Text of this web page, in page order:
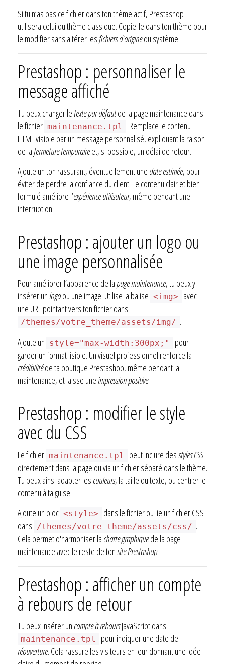
Si tu n’as pas ce fichier dans ton thème actif, Prestashop
utilisera celui du thème classique. Copie-le dans ton thème pour
le modifier sans altérer lesfichiers d'originedu système.
Prestashop : personnaliser le
message affiché
Tu peux changer letexte par défautde la page maintenance dans
le fichier maintenance.tpl
. Remplace le contenu
HTML visible par un message personnalisé, expliquant la raison
de lafermeture temporaireet, si possible, un délai de retour.
Ajoute un ton rassurant, éventuellement une date estimée, pour
éviter de perdre la confiance du client. Le contenu clair et bien
formulé améliore l’expérience utilisateur, même pendant une
interruption.
Prestashop : ajouter un logo ou
une image personnalisée
Pour améliorer l’apparence de lapage maintenance, tu peux y
insérer un logoou une image. Utilise la balise <img>
avec
une URL pointant vers ton fichier dans
/themes/votre_theme/assets/img/ .
Ajoute un style="max-width:300px;"
pour
garder un format lisible. Un visuel professionnel renforce la
crédibilitéde ta boutique Prestashop, même pendant la
maintenance, et laisse uneimpression positive.
Prestashop : modifier le style
avec du CSS
Le fichier maintenance.tpl peut inclure desstyles CSS
directement dans la page ou via un fichier séparé dans le thème.
Tu peux ainsi adapter les couleurs, la taille du texte, ou centrer le
contenu à ta guise.
Ajoute un bloc <style>
dans le fichier ou lie un fichier CSS
dans
/themes/votre_theme/assets/css/ .
Cela permet d'harmoniser la charte graphiquede la page
maintenance avec le reste de tonsite Prestashop.
Prestashop : afficher un compte
à rebours de retour
Tu peux insérer un compte à reboursJavaScript dans
maintenance.tpl
pour indiquer une date de
réouverture. Cela rassure les visiteurs en leur donnant une idée